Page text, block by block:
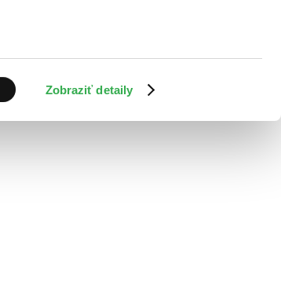
Zobraziť detaily